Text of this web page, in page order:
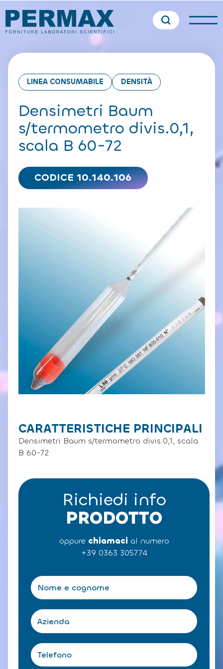
LINEA CONSUMABILE DENSITÀ
Densimetri Baum
s/termometro divis.0,1,
scala B 60-72
CODICE 10.140.106
CARATTERISTICHE PRINCIPALI
Densimetri Baum s/termometro divis.0,1, scala
B 60-72
Richiedi info
PRODOTTO
oppure chiamaci al numero
+39 0363 305774
N
o
m
e
e
c
g
n
A
z
e
n
d
T
e